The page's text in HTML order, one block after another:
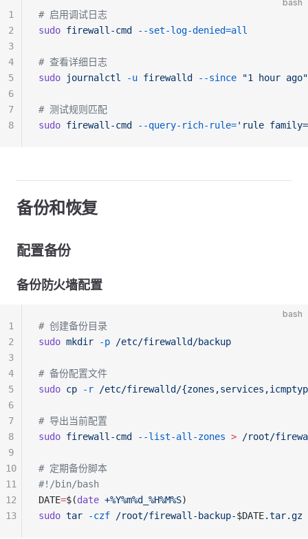
bash
# 启用调试日志
sudo firewall-cmd --set-log-denied=all
# 查看详细日志
sudo journalctl -u firewalld --since "1 hour ago"
# 测试规则匹配
sudo firewall-cmd --query-rich-rule='rule
1
2
3
4
5
6
7
8
备份和恢复
配置备份
备份防火墙配置
bash
# 创建备份目录
sudo mkdir -p /etc/firewalld/backup
# 备份配置文件
sudo cp -r /etc/firewalld/
# 导出当前配置
sudo firewall-cmd --list-all-zones > /root/
# 定期备份脚本
#!/bin/bash
DATE=$(date +%Y%m%d_%H%M%S)
sudo tar -czf /root/firewall-backup-$DATE.tar.gz
1
2
3
4
5
6
7
8
9
10
11
12
13